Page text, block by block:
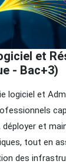
et
- Bac+3)
logiciel et
déployer et
tout en
des